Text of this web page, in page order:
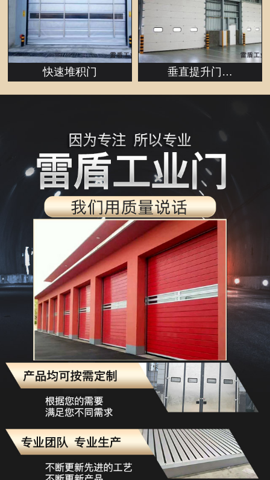
快速堆积门 垂直提升门…